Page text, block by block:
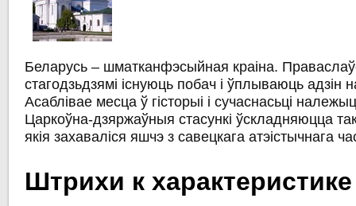
Беларусь – шматканфэсыйная краіна.
стагодзьдзямі існуюць побач і ўплываюць адзін
Асаблівае месца ў гісторыі і сучаснасьці
Царкоўна-дзяржаўныя стасункі ўскладняюцца
якія захаваліся яшчэ з савецкага атэістычнага
Штрихи к характеристике